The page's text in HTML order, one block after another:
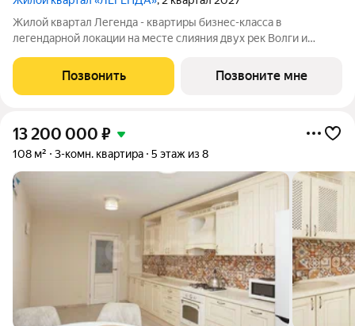
Жилой квартал Легенда - квартиры бизнес-класса в
легендарной локации на месте слияния двух рек Волги и
граничит с природным парком на
Позвонить Позвоните мне
13 200 000 ₽
108 м² 3-комн. квартира 5 этаж из 8